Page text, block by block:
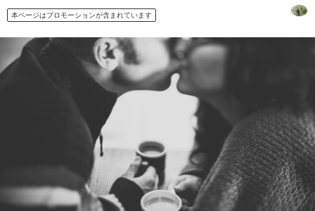
本ページはプロモーションが含まれています